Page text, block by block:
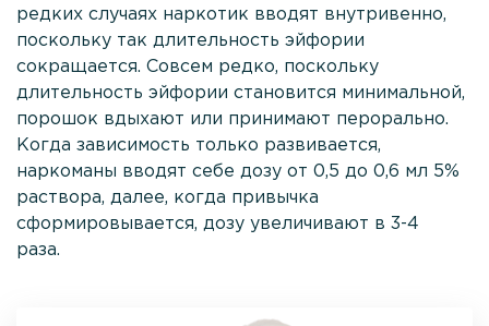
редких случаях наркотик вводят внутривенно,
поскольку так длительность эйфории
сокращается. Совсем редко, поскольку
длительность эйфории становится минимальной,
порошок вдыхают или принимают перорально.
Когда зависимость только развивается,
наркоманы вводят себе дозу от 0,5 до 0,6 мл 5%
раствора, далее, когда привычка
сформировывается, дозу увеличивают в 3-4
раза.